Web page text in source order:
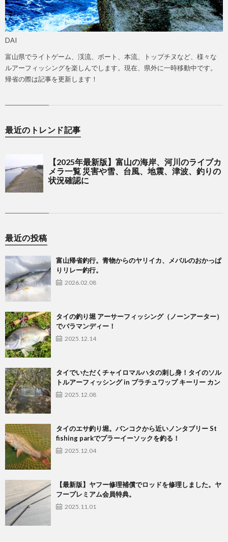
DAI
富山県でライトゲーム、渓流、ボート、本流、トップチヌなど、様々な
ルアーフィッシングを楽しんでします。現在、県外に一時移動中です。
帰省の際は記事を更新します！
最近のトレンド記事
最近の投稿
富山帰省釣行。青物からのヤリイカ、メバルのおかっぱ
りリレー釣行。
2026.02.08
タイの釣り堀 アーサーフィッシング（ノーンアーター）
でバラマンディー！
2025.12.14
タイでいただくチャイロマルハタの刺し身！タイのソル
トルアーフィッシング in プラチュワップ キーリー カン
2025.12.08
タイのエサ釣り堀。バンコクから近いノンタブリー St
fishing parkでプラーイーソックを釣る！
2025.12.04
【最新版】ヤフー修理補償でロッドを修理しました。ヤ
フープレミアム会員特典。
2025.11.01